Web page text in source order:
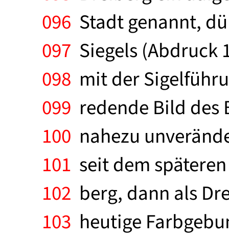
096 Stadt genannt,
097 Siegels (Abdruck
098 mit der
099 redende Bild des
100 nahezu
101 seit dem
102 berg, dann als
103 heutige